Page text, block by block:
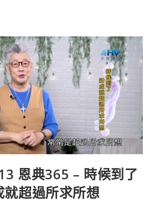
恩典365 – 時候到了
就超過所求所想